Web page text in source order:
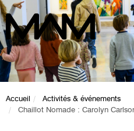
Accueil
Activités & événements
Chaillot Nomade : Carolyn